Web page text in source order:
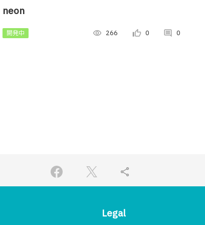
neon
開発中 visibility 266 thumb_up_alt 0 comment 0
share
Legal